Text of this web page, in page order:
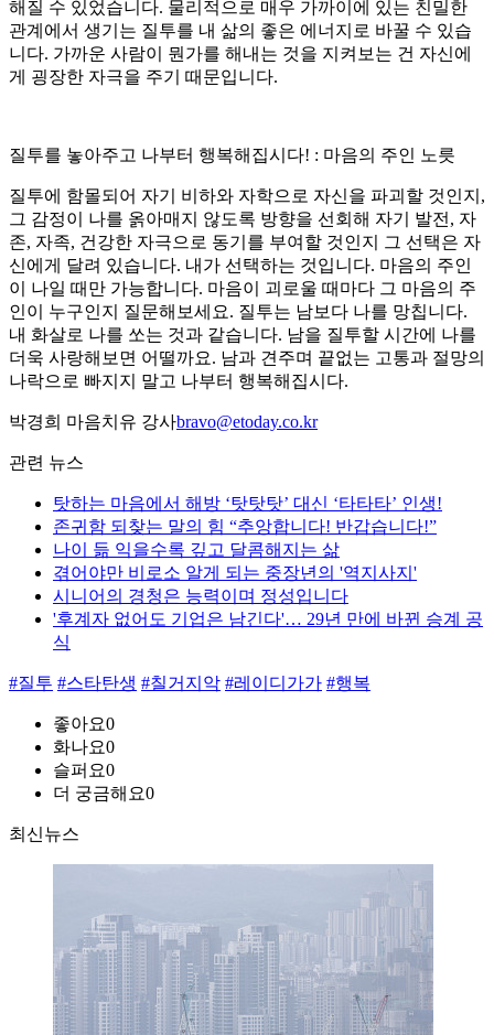
해질 수 있었습니다. 물리적으로 매우 가까이에 있는 친밀한
관계에서 생기는 질투를 내 삶의 좋은 에너지로 바꿀 수 있습
니다. 가까운 사람이 뭔가를 해내는 것을 지켜보는 건 자신에
게 굉장한 자극을 주기 때문입니다.
질투를 놓아주고 나부터 행복해집시다! : 마음의 주인 노릇
질투에 함몰되어 자기 비하와 자학으로 자신을 파괴할 것인지,
그 감정이 나를 옭아매지 않도록 방향을 선회해 자기 발전, 자
존, 자족, 건강한 자극으로 동기를 부여할 것인지 그 선택은 자
신에게 달려 있습니다. 내가 선택하는 것입니다. 마음의 주인
이 나일 때만 가능합니다. 마음이 괴로울 때마다 그 마음의 주
인이 누구인지 질문해보세요. 질투는 남보다 나를 망칩니다.
내 화살로 나를 쏘는 것과 같습니다. 남을 질투할 시간에 나를
더욱 사랑해보면 어떨까요. 남과 견주며 끝없는 고통과 절망의
나락으로 빠지지 말고 나부터 행복해집시다.
박경희 마음치유 강사bravo@etoday.co.kr
관련 뉴스
탓하는 마음에서 해방 ‘탓탓탓’ 대신 ‘타타타’ 인생!
존귀함 되찾는 말의 힘 “추앙합니다! 반갑습니다!”
나이 듦 익을수록 깊고 달콤해지는 삶
겪어야만 비로소 알게 되는 중장년의 '역지사지'
시니어의 경청은 능력이며 정성입니다
'후계자 없어도 기업은 남긴다'… 29년 만에 바뀐 승계 공
식
#질투 #스타탄생 #칠거지악 #레이디가가 #행복
좋아요0
화나요0
슬퍼요0
더 궁금해요0
최신뉴스